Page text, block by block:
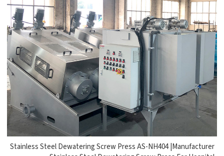
Stainless Steel Dewatering Screw Press AS-NH404 |Manufacturer